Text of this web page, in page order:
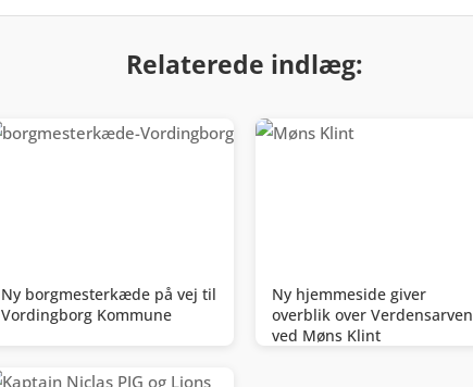
Relaterede indlæg:
Ny borgmesterkæde på vej til
Vordingborg Kommune
Ny hjemmeside giver
overblik over Verdensarven
ved Møns Klint